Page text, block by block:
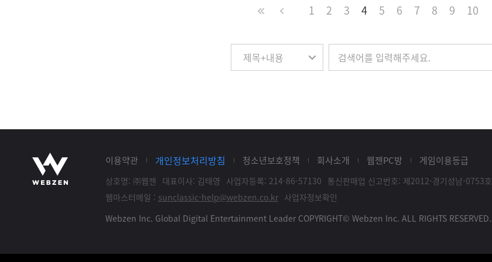
1 2 3 4 5 6 7 8 9 10
이용약관 개인정보처리방침 청소년보호정책 회사소개 웹젠PC방 게임이용등급
상호명: ㈜웹젠 대표이사: 김태영 사업자등록: 214-86-57130 통신판매업 신고번호: 제2012-경기성남-0753호
웹마스터메일 : sunclassic-help@webzen.co.kr 사업자정보확인
Webzen Inc. Global Digital Entertainment Leader COPYRIGHT© Webzen Inc. ALL RIGHTS RESERVED.